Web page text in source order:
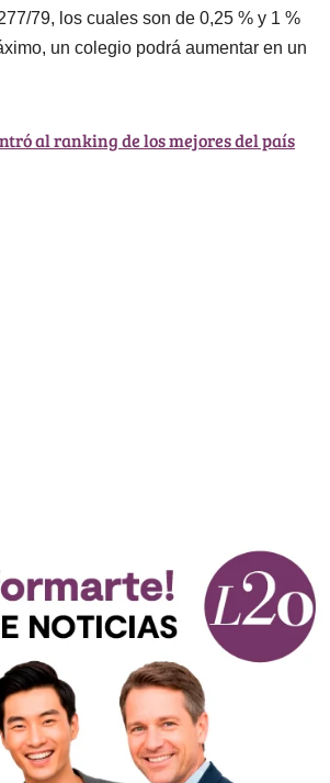
79, los cuales son de 0,25 % y 1 %
un colegio podrá aumentar en un
al ranking de los mejores del país